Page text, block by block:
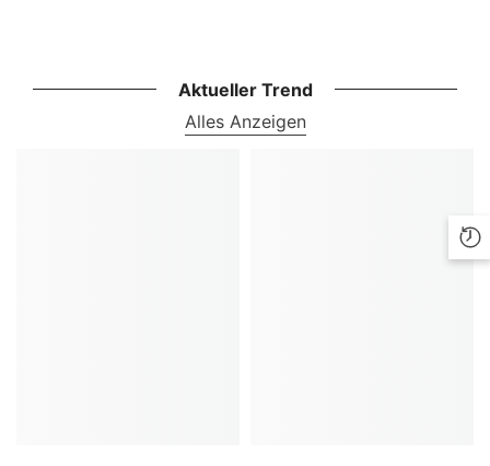
Aktueller Trend
Alles Anzeigen